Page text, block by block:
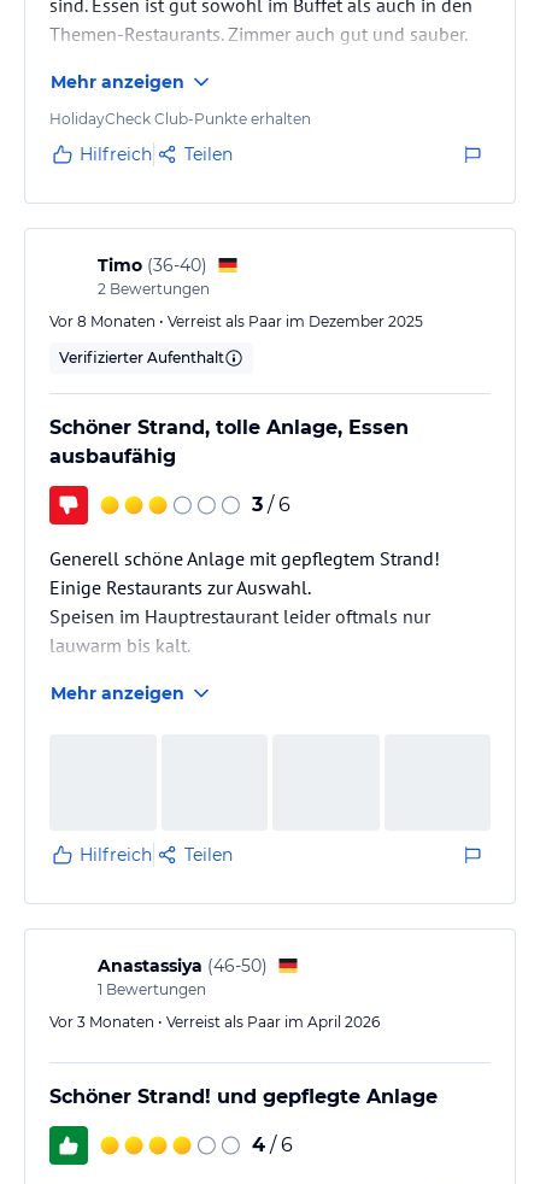
Themen-Restaurants. Zimmer auch gut und sauber.
Mehr anzeigen
HolidayCheck Club-Punkte erhalten
Hilfreich Teilen
Timo (36-40)
2 Bewertungen
Vor 8 Monaten • Verreist als Paar im Dezember 2025
Verifizierter Aufenthalt
Schöner Strand, tolle Anlage, Essen
ausbaufähig
3 / 6
Generell schöne Anlage mit gepflegtem Strand!
Einige Restaurants zur Auswahl.
Speisen im Hauptrestaurant leider oftmals nur
lauwarm bis kalt.
Mehr anzeigen
Hilfreich Teilen
Anastassiya (46-50)
1 Bewertungen
Vor 3 Monaten • Verreist als Paar im April 2026
Schöner Strand! und gepflegte Anlage
4 / 6